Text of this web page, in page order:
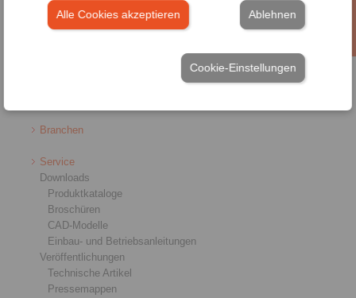
Alle Cookies akzeptieren Ablehnen
Cookie-Einstellungen
Bremsen
Welle-Nabe-Verbindungen
Branchen
Service
Downloads
Produktkataloge
Broschüren
CAD-Modelle
Einbau- und Betriebsanleitungen
Veröffentlichungen
Technische Artikel
Pressemappen